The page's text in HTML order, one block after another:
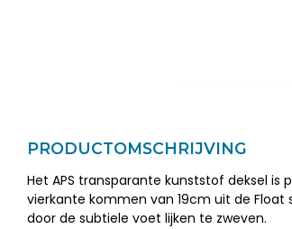
PRODUCTOMSCHRIJVING
Het APS transparante kunststof deksel
vierkante kommen van 19cm uit de
door de subtiele voet lijken te zweven.